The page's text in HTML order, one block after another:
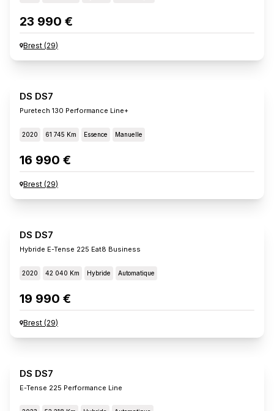
23 990 €
Brest (29)
DS DS7
Puretech 130 Performance Line+
2020 61 745 Km Essence Manuelle
16 990 €
Brest (29)
DS DS7
Hybride E-Tense 225 Eat8 Business
2020 42 040 Km Hybride Automatique
19 990 €
Brest (29)
DS DS7
E-Tense 225 Performance Line